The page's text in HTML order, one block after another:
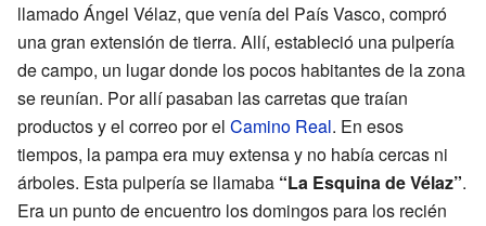
llamado Ángel Vélaz, que venía del País Vasco, compró
una gran extensión de tierra. Allí, estableció una pulpería
de campo, un lugar donde los pocos habitantes de la zona
se reunían. Por allí pasaban las carretas que traían
productos y el correo por el Camino Real. En esos
tiempos, la pampa era muy extensa y no había cercas ni
árboles. Esta pulpería se llamaba “La Esquina de Vélaz”.
Era un punto de encuentro los domingos para los recién